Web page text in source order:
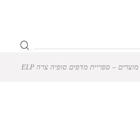
מוצרים ‒ ספריית מדפים סופיה צרה ELP